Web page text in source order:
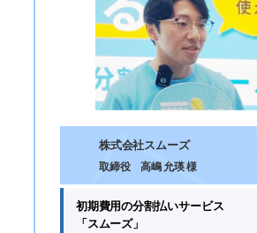
株式会社スムーズ
取締役 高嶋 允瑛 様
初期費用の分割払いサービス
「スムーズ」